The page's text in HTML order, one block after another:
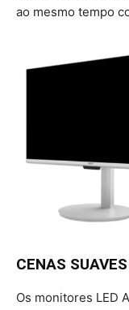
ao mesmo tempo
CENAS SUAVES
Os monitores LED